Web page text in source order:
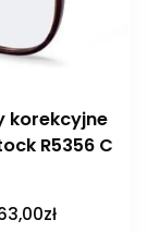
korekcyjne
R5356 C
zł